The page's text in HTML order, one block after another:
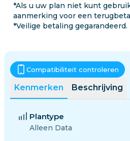
*Als u uw plan niet kunt
aanmerking voor een
*Veilige betaling gegarandeerd.
Kenmerken Beschrijving
Compatibiliteit controleren
Plantype
Alleen Data